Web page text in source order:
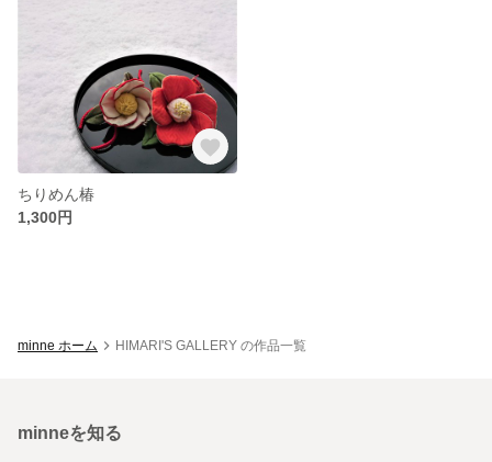
ちりめん椿
1,300円
minne ホーム HIMARI'S GALLERY の作品一覧
minneを知る